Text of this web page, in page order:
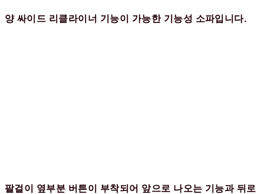
양 싸이드 리클라이너 기능이 가능한 기능성 소파입니다.
팔걸이 옆부분 버튼이 부착되어 앞으로 나오는 기능과 뒤로